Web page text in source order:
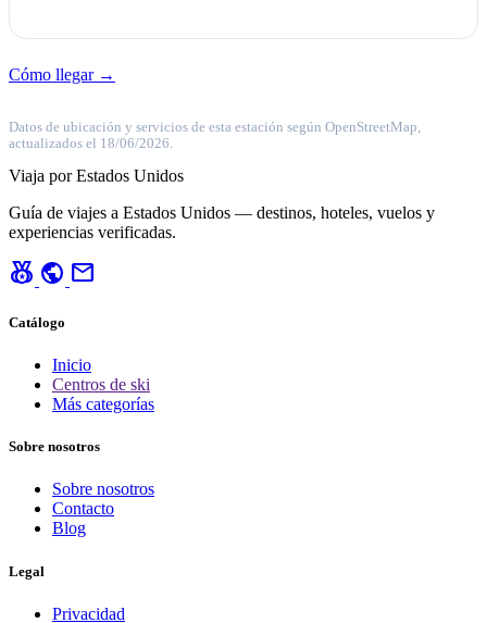
Cómo llegar →
Datos de ubicación y servicios de esta estación según OpenStreetMap,
actualizados el 18/06/2026.
Viaja por Estados Unidos
Guía de viajes a Estados Unidos — destinos, hoteles, vuelos y
experiencias verificadas.
social_leaderboard public mail
Catálogo
Inicio
Centros de ski
Más categorías
Sobre nosotros
Sobre nosotros
Contacto
Blog
Legal
Privacidad